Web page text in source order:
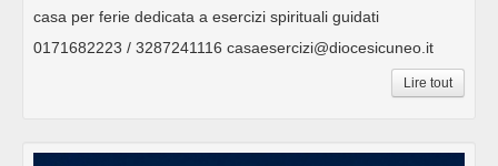
casa per ferie dedicata a esercizi spirituali guidati
0171682223 / 3287241116 casaesercizi@diocesicuneo.it
Lire tout